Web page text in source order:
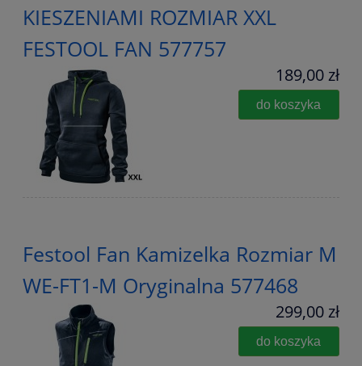
KIESZENIAMI ROZMIAR XXL
FESTOOL FAN 577757
189,00 zł
do koszyka
Festool Fan Kamizelka Rozmiar M
WE-FT1-M Oryginalna 577468
299,00 zł
do koszyka